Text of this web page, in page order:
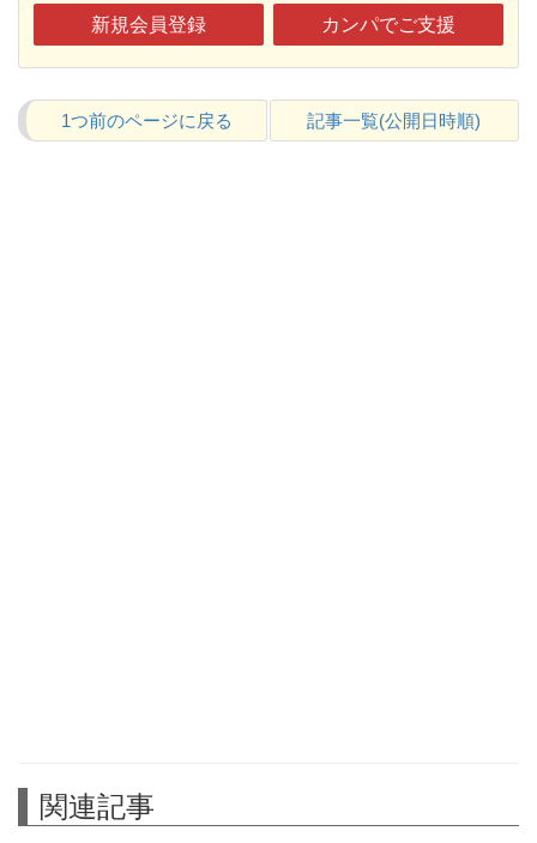
新規会員登録 カンパでご支援
1つ前のページに戻る 記事一覧(公開日時順)
関連記事